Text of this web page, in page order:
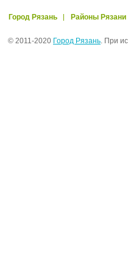
Город Рязань Районы Рязани
© 2011-2020 Город Рязань. При